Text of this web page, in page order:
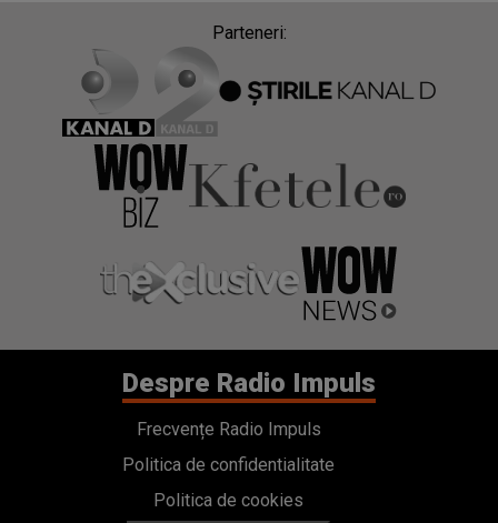
Parteneri:
Despre Radio Impuls
Frecvențe Radio Impuls
Politica de confidentialitate
Politica de cookies